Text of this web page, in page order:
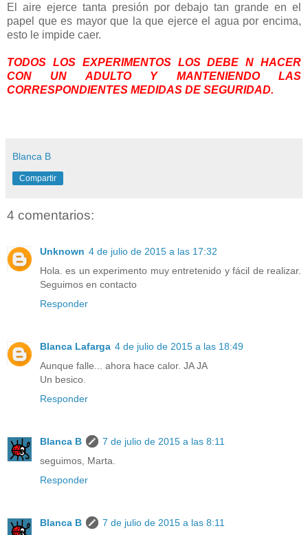
El aire ejerce tanta presión por debajo tan grande en el
papel que es mayor que la que ejerce el agua por encima,
esto le impide caer.
TODOS LOS EXPERIMENTOS LOS DEBE N HACER
CON UN ADULTO Y MANTENIENDO LAS
CORRESPONDIENTES MEDIDAS DE SEGURIDAD.
Blanca B
Compartir
4 comentarios:
Unknown 4 de julio de 2015 a las 17:32
Hola. es un experimento muy entretenido y fácil de realizar.
Seguimos en contacto
Responder
Blanca Lafarga 4 de julio de 2015 a las 18:49
Aunque falle... ahora hace calor. JA JA
Un besico.
Responder
Blanca B
7 de julio de 2015 a las 8:11
seguimos, Marta.
Responder
Blanca B
7 de julio de 2015 a las 8:11